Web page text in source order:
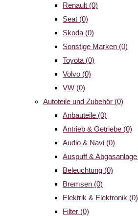
Renault (0)
Seat (0)
Skoda (0)
Sonstige Marken (0)
Toyota (0)
Volvo (0)
VW (0)
Autoteile und Zubehör (0)
Anbauteile (0)
Antrieb & Getriebe (0)
Audio & Navi (0)
Auspuff & Abgasanlage
Beleuchtung (0)
Bremsen (0)
Elektrik & Elektronik (0)
Filter (0)